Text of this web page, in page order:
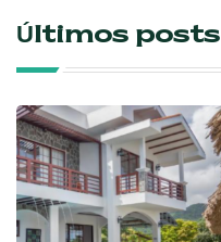
Últimos posts